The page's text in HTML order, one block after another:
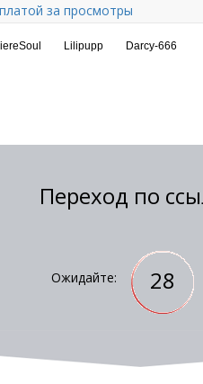
за просмотры
Переход по
Ожидайте: 28